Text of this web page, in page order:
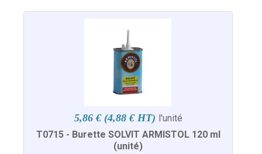
5,86 € (4,88 € HT) l'unité
T0715 - Burette SOLVIT ARMISTOL 120 ml
(unité)